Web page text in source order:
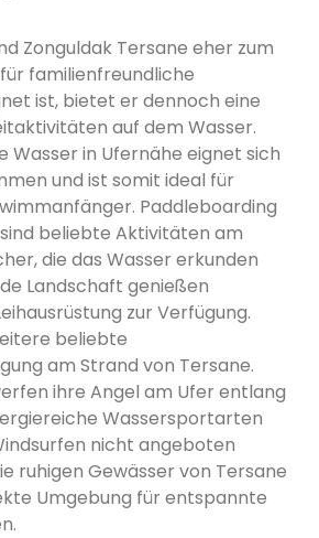
Zonguldak Tersane eher zum
familienfreundliche
ist, bietet er dennoch eine
auf dem Wasser.
Wasser in Ufernähe eignet sich
und ist somit ideal für
Paddleboarding
beliebte Aktivitäten am
die das Wasser erkunden
Landschaft genießen
zur Verfügung.
beliebte
am Strand von Tersane.
ihre Angel am Ufer entlang
Wassersportarten
nicht angeboten
ruhigen Gewässer von Tersane
Umgebung für entspannte